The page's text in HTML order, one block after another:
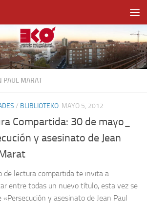
PAUL MARAT
/ BLIBLIOTEKO MAYO 5, 2012
Compartida: 30 de mayo_
y asesinato de Jean
de lectura compartida te invita a
entre todas un nuevo título, esta vez se
y asesinato de Jean Paul